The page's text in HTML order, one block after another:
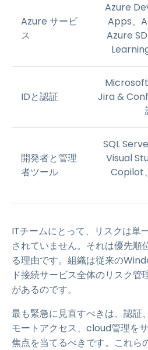
Azure サービ
ス
Azure
Apps、
Azure
IDと認証
Jira &
開発者と管理
者ツール
SQL
Visual
Copilot
ITチームにとって、リスクは単
されていません。それは優先順
る理由です。組織は従来の
ド接続サービス全体のリスク
があるのです。
最も緊急に見直すべきは、認証
モートアクセス、cloud管理を
焦点を当てるべきです。これら